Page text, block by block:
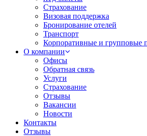
Страхование
Визовая поддержка
Бронирование отелей
Транспорт
Корпоративные и групповые
О компании
Офисы
Обратная связь
Услуги
Страхование
Отзывы
Вакансии
Новости
Контакты
Отзывы